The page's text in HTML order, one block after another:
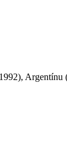
Argentínu